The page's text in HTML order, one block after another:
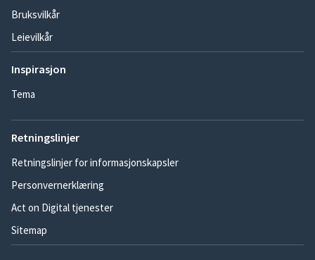
Bruksvilkår
Leievilkår
Inspirasjon
Tema
Retningslinjer
Retningslinjer for informasjonskapsler
Personvernerklæring
Act on Digital tjenester
Sitemap